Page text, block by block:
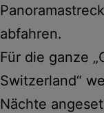
abfahren.
Für die ganze
Switzerland“
Nächte